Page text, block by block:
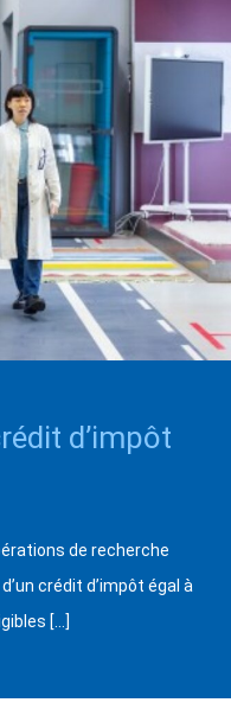
d’impôt
de recherche
crédit d’impôt égal à
[…]